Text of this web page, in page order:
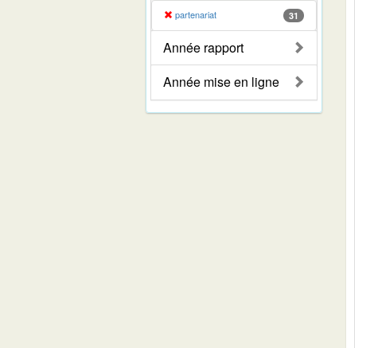
partenariat 31
Année rapport
Année mise en ligne